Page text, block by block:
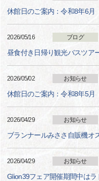
休館日のご案内：令和8年6月
2026/05/16 ブログ
昼食付き日帰り観光バスツア
2026/05/02 お知らせ
休館日のご案内：令和8年5月
2026/04/29 お知らせ
ブランナールみささ自販機オ
2026/04/29 お知らせ
Glion39フェア開催期間中はラ